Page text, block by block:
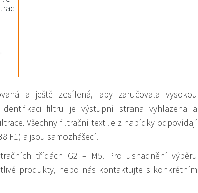
a ještě zesílená, aby zaručovala vysokou
filtru je výstupní strana vyhlazena a
Všechny filtrační textilie z nabídky odpovídají
F1) a jsou samozhášecí.
třídách G2 – M5. Pro usnadnění výběru
produkty, nebo nás kontaktujte s konkrétním